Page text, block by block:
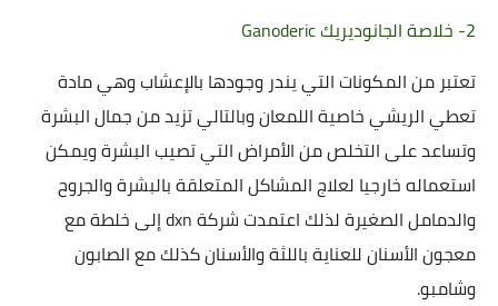
2- خلاصة الجانوديريك Ganoderic
تعتبر من المكونات التي يندر وجودها بالإعشاب وهي مادة
تعطي الريشي خاصية اللمعان وبالتالي تزيد من جمال البشرة
وتساعد على التخلص من الأمراض التي تصيب البشرة ويمكن
استعماله خارجيا لعلاج المشاكل المتعلقة بالبشرة والجروح
والدمامل الصغيرة لذلك اعتمدت شركة dxn إلى خلطة مع
معجون الأسنان للعناية باللثة والأسنان كذلك مع الصابون
وشامبو.